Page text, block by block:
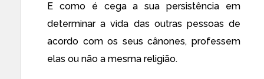
E como é cega a sua persistência em
determinar a vida das outras pessoas de
acordo com os seus cânones, professem
elas ou não a mesma religião.